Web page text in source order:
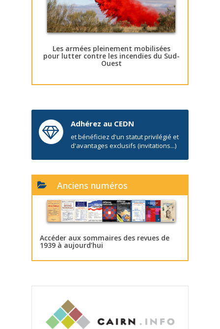
Les armées pleinement mobilisées
pour lutter contre les incendies du Sud-
Ouest
Adhérez au CEDN
et bénéficiez d'un statut privilégié et
d'avantages exclusifs (invitations...)
Anciens numéros
Accéder aux sommaires des revues de
1939 à aujourd’hui